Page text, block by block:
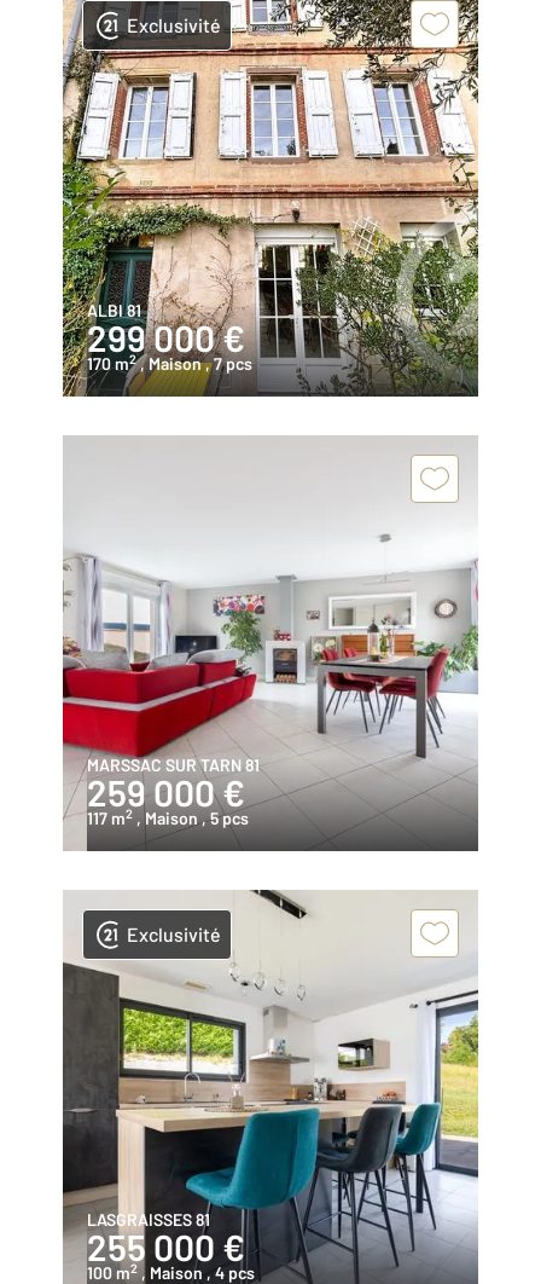
Exclusivité
ALBI 81
299 000 €
170 m2 , Maison, 7 pcs
MARSSAC SUR TARN 81
259 000 €
117 m2 , Maison , 5 pcs
Exclusivité
LASGRAISSES 81
255 000 €
100 m2 , Maison , 4 pcs